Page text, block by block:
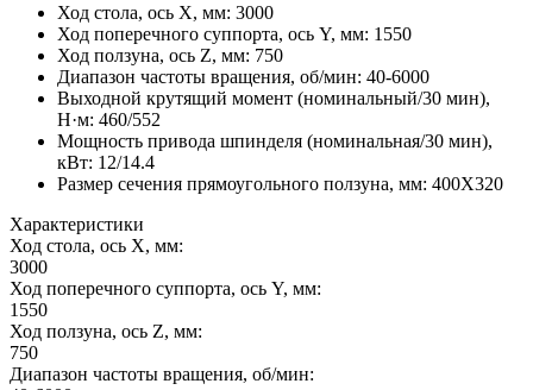
Ход стола, ось X, мм: 3000
Ход поперечного суппорта, ось Y, мм: 1550
Ход ползуна, ось Z, мм: 750
Диапазон частоты вращения, об/мин: 40-6000
Выходной крутящий момент (номинальный/30 мин),
Н·м: 460/552
Мощность привода шпинделя (номинальная/30 мин),
кВт: 12/14.4
Размер сечения прямоугольного ползуна, мм: 400X320
Характеристики
Ход стола, ось X, мм:
3000
Ход поперечного суппорта, ось Y, мм:
1550
Ход ползуна, ось Z, мм:
750
Диапазон частоты вращения, об/мин: